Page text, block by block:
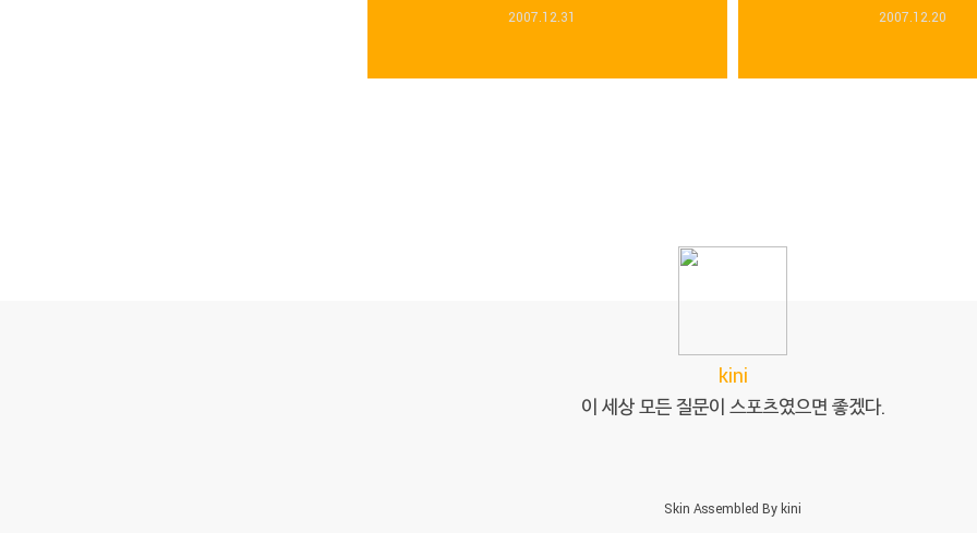
2007.12.31 2007.12.20
kini
이 세상 모든 질문이 스포츠였으면 좋겠다.
Skin Assembled Bykini